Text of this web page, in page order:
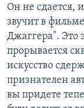
Он не сдается,
звучит в
Джаггера". Это
прорывается
искусство
признателен
вы придете